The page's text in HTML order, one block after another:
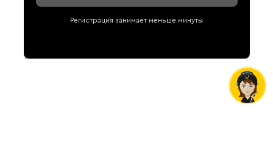
Регистрация занимает меньше минуты